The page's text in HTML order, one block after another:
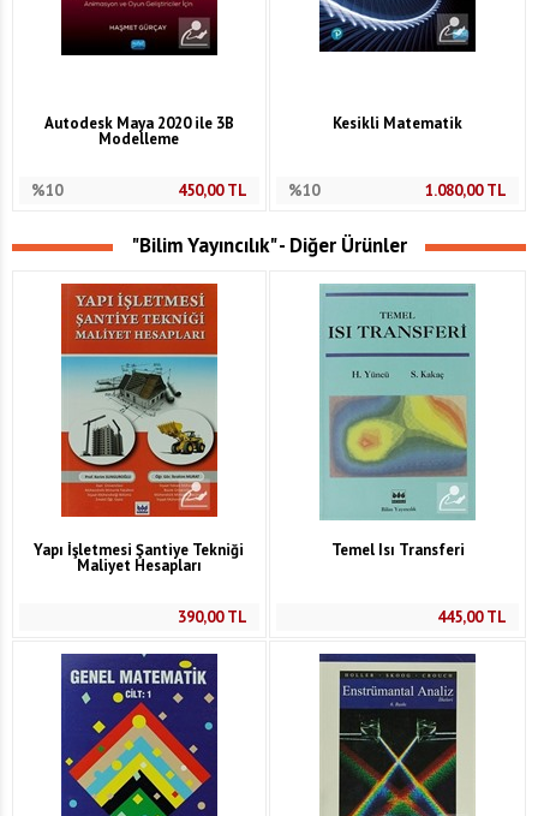
Autodesk Maya 2020 ile 3B
Modelleme
%10 450,00TL
Kesikli Matematik
%10 1.080,00TL
"Bilim Yayıncılık" - Diğer Ürünler
Yapı İşletmesi Şantiye Tekniği
Maliyet Hesapları
390,00TL
Temel Isı Transferi
445,00TL